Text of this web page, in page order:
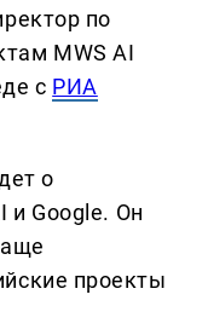
по
MWS AI
с РИА
о
и Google. Он
проекты